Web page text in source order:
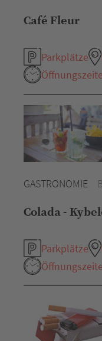
Café Fleur
Parkplätze
GASTRONOMIE
Colada -
Parkplätze